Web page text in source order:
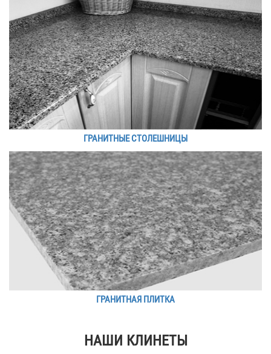
ГРАНИТНЫЕ СТОЛЕШНИЦЫ
ГРАНИТНАЯ ПЛИТКА
НАШИ КЛИНЕТЫ